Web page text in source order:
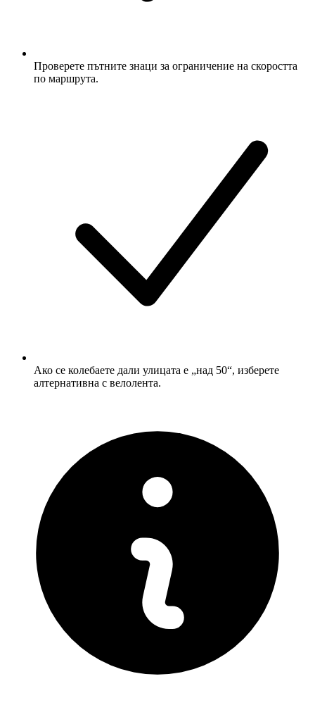
Проверете пътните знаци за ограничение на скоростта
по маршрута.
Ако се колебаете дали улицата е „над 50“, изберете
алтернативна с велолента.